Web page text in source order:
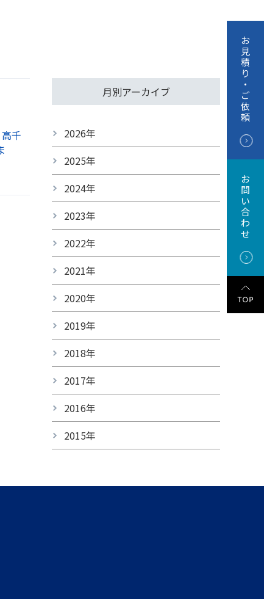
千
月別アーカイブ
2026年
2025年
2024年
2023年
2022年
2021年
2020年
2019年
2018年
2017年
2016年
2015年
お
見
積
り
・
ご
依
頼
お
問
い
合
わ
せ